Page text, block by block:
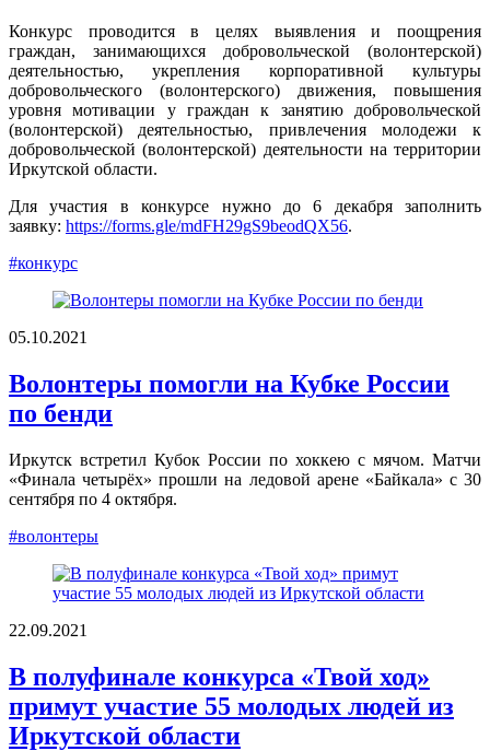
Конкурс проводится в целях выявления и поощрения
граждан, занимающихся добровольческой (волонтерской)
деятельностью, укрепления корпоративной культуры
добровольческого (волонтерского) движения, повышения
уровня мотивации у граждан к занятию добровольческой
(волонтерской) деятельностью, привлечения молодежи к
добровольческой (волонтерской) деятельности на территории
Иркутской области.
Для участия в конкурсе нужно до 6 декабря заполнить
заявку: https://forms.gle/mdFH29gS9beodQX56.
#конкурс
05.10.2021
Волонтеры помогли на Кубке России
по бенди
Иркутск встретил Кубок России по хоккею с мячом. Матчи
«Финала четырёх» прошли на ледовой арене «Байкала» с 30
сентября по 4 октября.
#волонтеры
22.09.2021
В полуфинале конкурса «Твой ход»
примут участие 55 молодых людей из
Иркутской области